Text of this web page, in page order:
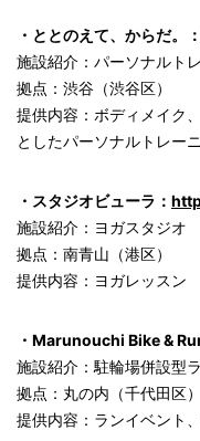
・ととのえて、からだ。：
施設紹介：パーソナルト
拠点：渋谷（渋谷区）
提供内容：ボディメイク
としたパーソナルトレー
・スタジオビューラ：
施設紹介：ヨガスタジオ
拠点：南青山（港区）
提供内容：ヨガレッスン
・Marunouchi Bike &
施設紹介：駐輪場併設型
拠点：丸の内（千代田区）
提供内容：ランイベント